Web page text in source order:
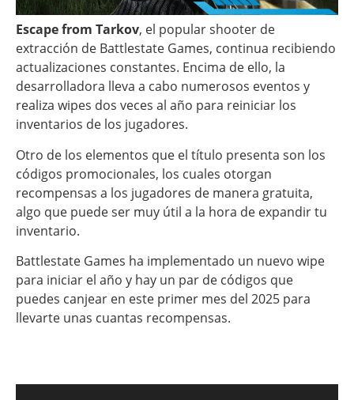
Escape from Tarkov, el popular shooter de
extracción de Battlestate Games, continua recibiendo
actualizaciones constantes. Encima de ello, la
desarrolladora lleva a cabo numerosos eventos y
realiza wipes dos veces al año para reiniciar los
inventarios de los jugadores.
Otro de los elementos que el título presenta son los
códigos promocionales, los cuales otorgan
recompensas a los jugadores de manera gratuita,
algo que puede ser muy útil a la hora de expandir tu
inventario.
Battlestate Games ha implementado un nuevo wipe
para iniciar el año y hay un par de códigos que
puedes canjear en este primer mes del 2025 para
llevarte unas cuantas recompensas.